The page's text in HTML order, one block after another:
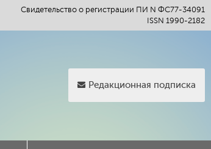
Свидетельство о регистрации ПИ N ФС77-34091
ISSN 1990-2182
Редакционная подписка